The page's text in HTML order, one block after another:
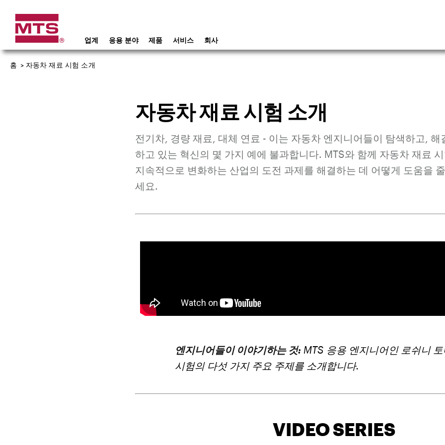
업계 응용 분야 제품 서비스 회사
홈 > 자동차 재료 시험 소개
자동차 재료 시험 소개
전기차, 경량 재료, 대체 연료 - 이는 자동차 엔지니어들이 탐색하고, 해
하고 있는 혁신의 몇 가지 예에 불과합니다. MTS와 함께 자동차 재료
지속적으로 변화하는 산업의 도전 과제를 해결하는 데 어떻게 도움을
세요.
엔지니어들이 이야기하는 것: MTS 응용 엔지니어인 로쉬니
시험의 다섯 가지 주요 주제를 소개합니다.
VIDEO SERIES